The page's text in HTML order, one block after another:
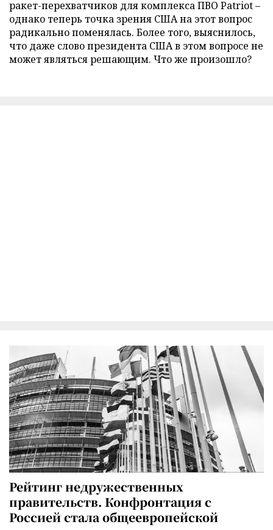
ракет-перехватчиков для комплекса ПВО Patriot –
однако теперь точка зрения США на этот вопрос
радикально поменялась. Более того, выяснилось,
что даже слово президента США в этом вопросе не
может являться решающим. Что же произошло?
Рейтинг недружественных
правительств. Конфронтация с
Россией стала общеевропейской